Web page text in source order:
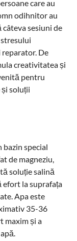
care au
odihnitor au
sesiuni de
De
creativitatea și
pentru
și soluții
special
de magneziu,
soluție salină
la suprafața
Apa este
35-36
maxim și a